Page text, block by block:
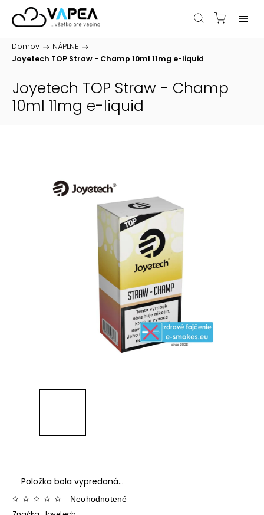
Domov / NÁPLNE /
Joyetech TOP Straw - Champ 10ml 11mg e-liquid
Joyetech TOP Straw - Champ
10ml 11mg e-liquid
Položka bola vypredaná…
Neohodnotené